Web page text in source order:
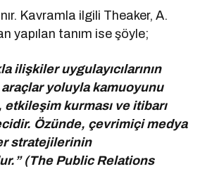
Kavramla ilgili Theaker, A.
yapılan tanım ise şöyle;
ilişkiler uygulayıcılarının
yoluyla kamuoyunu
kurması ve itibarı
Özünde, çevrimiçi medya
stratejilerinin
(The Public Relations